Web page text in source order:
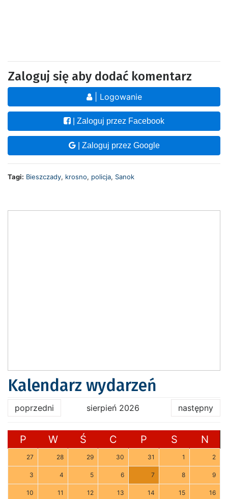
Zaloguj się aby dodać komentarz
| Logowanie
| Zaloguj przez Facebook
| Zaloguj przez Google
Tagi: Bieszczady, krosno, policja, Sanok
Kalendarz wydarzeń
poprzedni sierpień 2026 następny
P W Ś C P S N
27 28 29 30 31 1 2
3 4 5 6 7 8 9
10 11 12 13 14 15 16